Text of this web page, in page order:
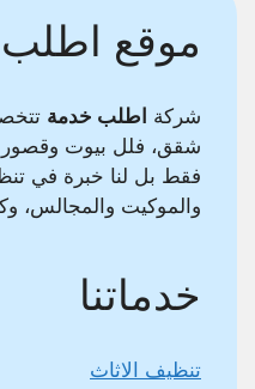
موقع
شركة اطلب خدمة
شقق، فلل بيوت وقصور
فقط بل لنا خبرة في
والموكيت والمجالس،
خدماتنا
تنظيف الاثاث